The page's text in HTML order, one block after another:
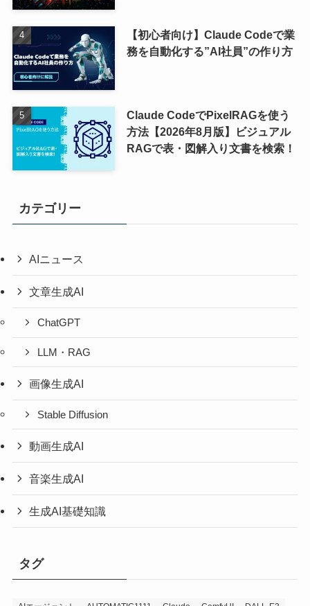
【初心者向け】Claude Codeで業
務を自動化する”AI社員”の作り方
Claude CodeでPixelRAGを使う
方法【2026年8月版】ビジュアル
RAGで表・図解入り文書を検索！
カテゴリー
AIニュース
文章生成AI
ChatGPT
LLM・RAG
画像生成AI
Stable Diffusion
動画生成AI
音楽生成AI
生成AI基礎知識
タグ